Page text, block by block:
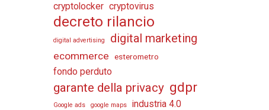
cryptolocker cryptovirus
decreto rilancio
digital advertising digital marketing
ecommerce esterometro
fondo perduto
garante della privacy gdpr
Google ads google maps industria 4.0